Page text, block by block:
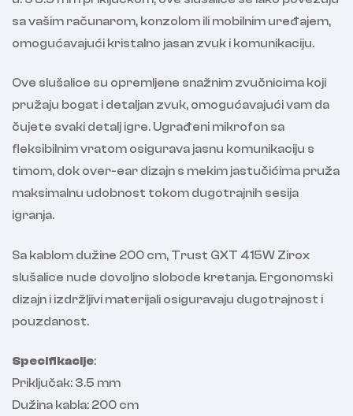
sa vašim računarom, konzolom ili mobilnim uređajem,
omogućavajući kristalno jasan zvuk i komunikaciju.
Ove slušalice su opremljene snažnim zvučnicima koji
pružaju bogat i detaljan zvuk, omogućavajući vam da
čujete svaki detalj igre. Ugrađeni mikrofon sa
fleksibilnim vratom osigurava jasnu komunikaciju s
timom, dok over-ear dizajn s mekim jastučićima pruža
maksimalnu udobnost tokom dugotrajnih sesija
igranja.
Sa kablom dužine 200 cm, Trust GXT 415W Zirox
slušalice nude dovoljno slobode kretanja. Ergonomski
dizajn i izdržljivi materijali osiguravaju dugotrajnost i
pouzdanost.
Specifikacije:
Priključak: 3.5 mm
Dužina kabla: 200 cm